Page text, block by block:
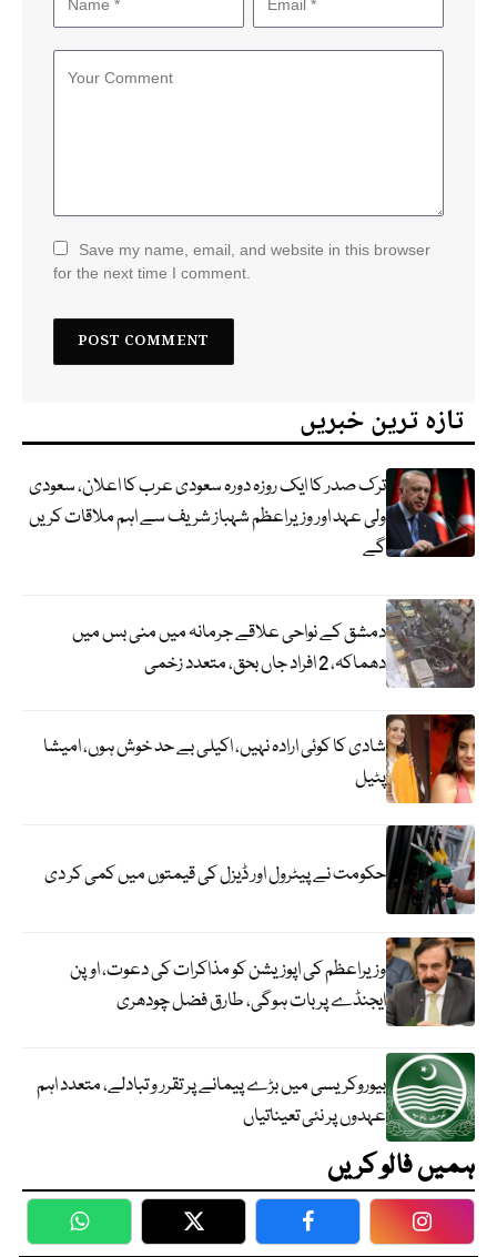
Save my name, email, and website in this browser
for the next time I comment.
تازہ ترین خبریں
ترک صدر کا ایک روزہ دورہ سعودی عرب کا اعلان، سعودی
ولی عہد اور وزیراعظم شہباز شریف سے اہم ملاقات کریں
گے
دمشق کے نواحی علاقے جرمانہ میں منی بس میں
دھماکہ، 2 افراد جاں بحق، متعدد زخمی
شادی کا کوئی ارادہ نہیں، اکیلی بے حد خوش ہوں، امیشا
پٹیل
حکومت نے پیٹرول اور ڈیزل کی قیمتوں میں کمی کر دی
وزیراعظم کی اپوزیشن کو مذاکرات کی دعوت، اوپن
ایجنڈے پر بات ہوگی، طارق فضل چودھری
بیوروکریسی میں بڑے پیمانے پر تقرر و تبادلے، متعدد اہم
عہدوں پر نئی تعیناتیاں
ہمیں فالو کریں
WhatsApp Twitter Facebook